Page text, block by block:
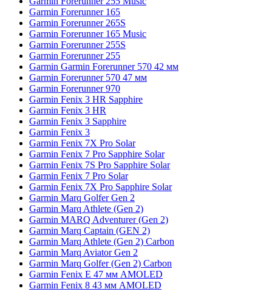
Garmin Forerunner 165
Garmin Forerunner 265S
Garmin Forerunner 165 Music
Garmin Forerunner 255S
Garmin Forerunner 255
Garmin Garmin Forerunner 570 42 мм
Garmin Forerunner 570 47 мм
Garmin Forerunner 970
Garmin Fenix 3 HR Sapphire
Garmin Fenix 3 HR
Garmin Fenix 3 Sapphire
Garmin Fenix 3
Garmin Fenix 7X Pro Solar
Garmin Fenix 7 Pro Sapphire Solar
Garmin Fenix 7S Pro Sapphire Solar
Garmin Fenix 7 Pro Solar
Garmin Fenix 7X Pro Sapphire Solar
Garmin Marq Golfer Gen 2
Garmin Marq Athlete (Gen 2)
Garmin MARQ Adventurer (Gen 2)
Garmin Marq Captain (GEN 2)
Garmin Marq Athlete (Gen 2) Carbon
Garmin Marq Aviator Gen 2
Garmin Marq Golfer (Gen 2) Carbon
Garmin Fenix E 47 мм AMOLED
Garmin Fenix 8 43 мм AMOLED